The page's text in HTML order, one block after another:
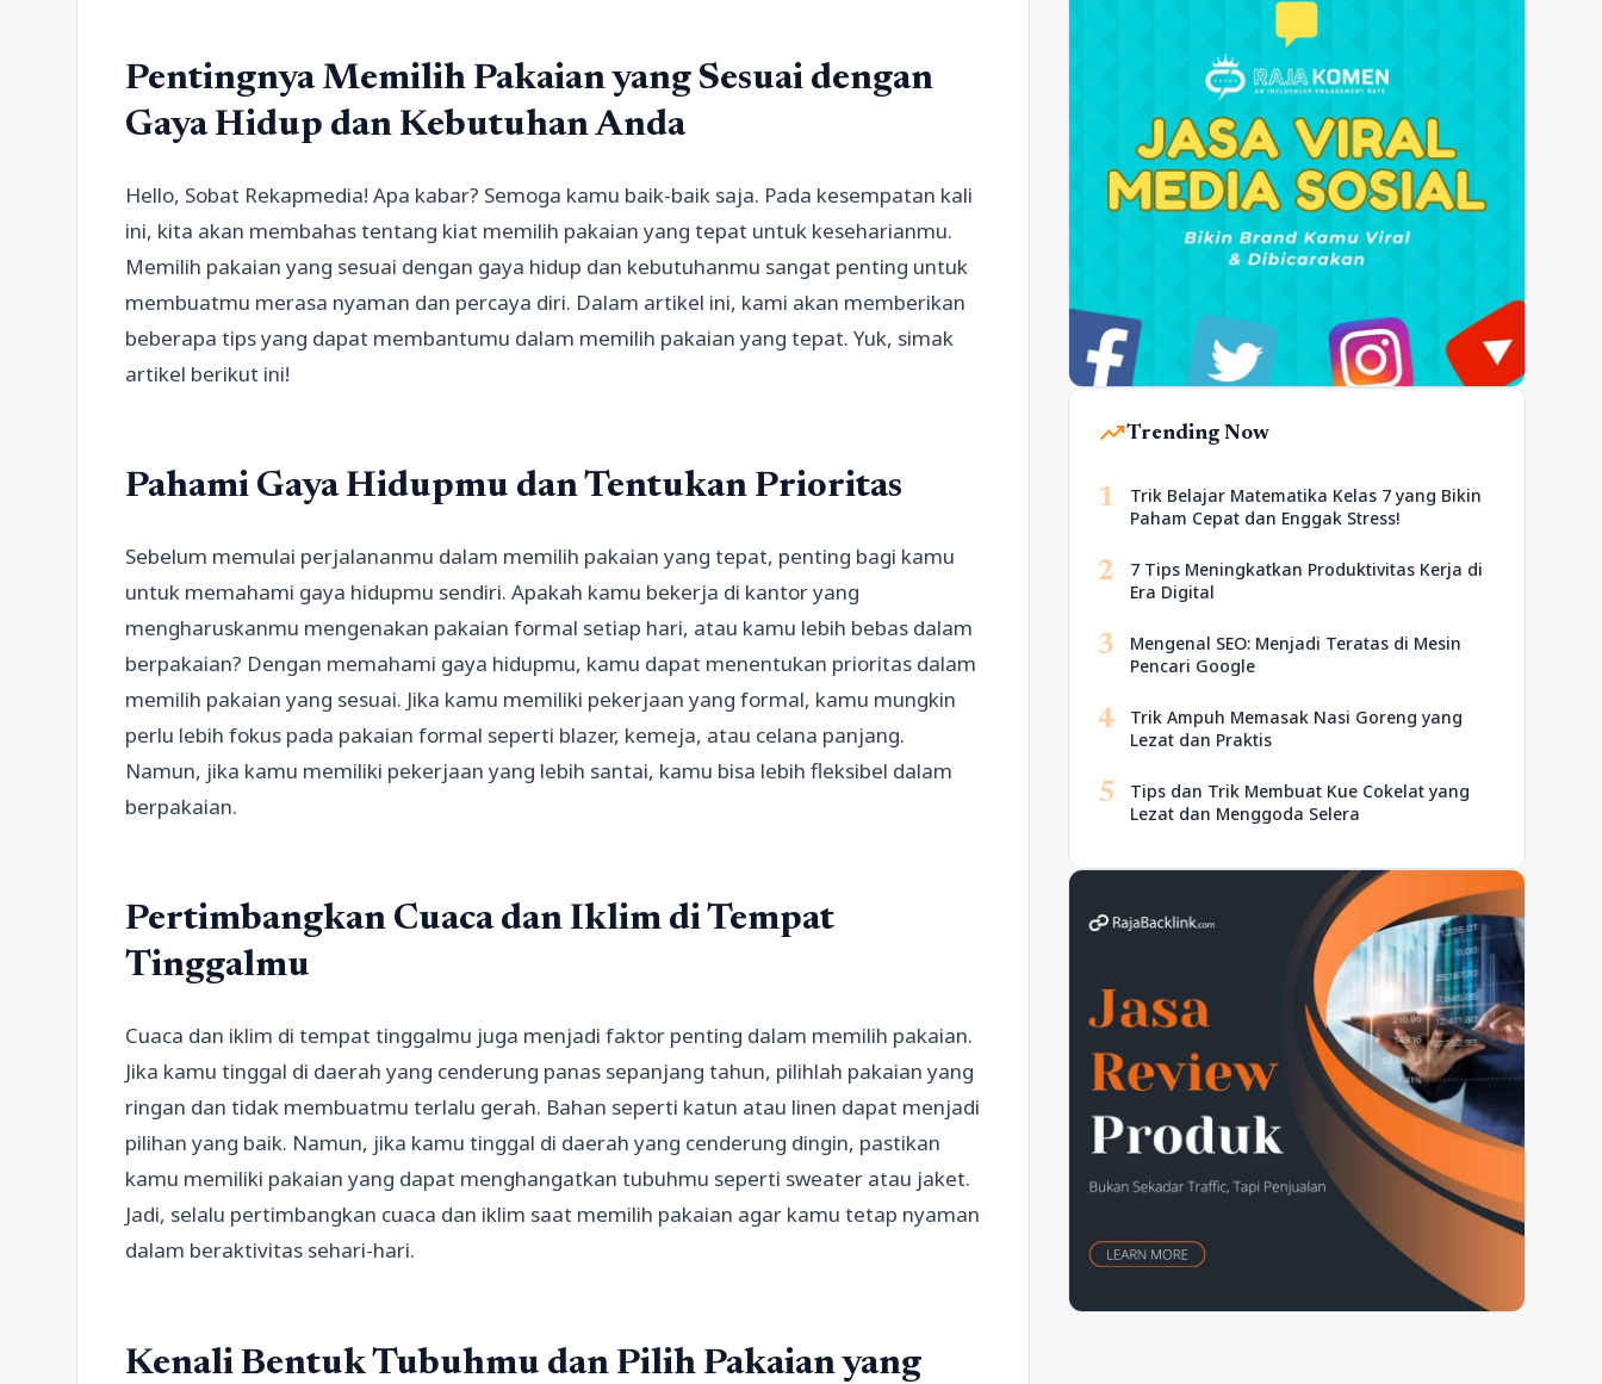
Pentingnya Memilih Pakaian yang Sesuai dengan
Gaya Hidup dan Kebutuhan Anda
Hello, Sobat Rekapmedia! Apa kabar? Semoga kamu baik-baik saja. Pada kesempatan kali
ini, kita akan membahas tentang kiat memilih pakaian yang tepat untuk keseharianmu.
Memilih pakaian yang sesuai dengan gaya hidup dan kebutuhanmu sangat penting untuk
membuatmu merasa nyaman dan percaya diri. Dalam artikel ini, kami akan memberikan
beberapa tips yang dapat membantumu dalam memilih pakaian yang tepat. Yuk, simak
artikel berikut ini!
Pahami Gaya Hidupmu dan Tentukan Prioritas
Sebelum memulai perjalananmu dalam memilih pakaian yang tepat, penting bagi kamu
untuk memahami gaya hidupmu sendiri. Apakah kamu bekerja di kantor yang
mengharuskanmu mengenakan pakaian formal setiap hari, atau kamu lebih bebas dalam
berpakaian? Dengan memahami gaya hidupmu, kamu dapat menentukan prioritas dalam
memilih pakaian yang sesuai. Jika kamu memiliki pekerjaan yang formal, kamu mungkin
perlu lebih fokus pada pakaian formal seperti blazer, kemeja, atau celana panjang.
Namun, jika kamu memiliki pekerjaan yang lebih santai, kamu bisa lebih fleksibel dalam
berpakaian.
Pertimbangkan Cuaca dan Iklim di Tempat
Tinggalmu
Cuaca dan iklim di tempat tinggalmu juga menjadi faktor penting dalam memilih pakaian.
Jika kamu tinggal di daerah yang cenderung panas sepanjang tahun, pilihlah pakaian yang
ringan dan tidak membuatmu terlalu gerah. Bahan seperti katun atau linen dapat menjadi
pilihan yang baik. Namun, jika kamu tinggal di daerah yang cenderung dingin, pastikan
kamu memiliki pakaian yang dapat menghangatkan tubuhmu seperti sweater atau jaket.
Jadi, selalu pertimbangkan cuaca dan iklim saat memilih pakaian agar kamu tetap nyaman
dalam beraktivitas sehari-hari.
Kenali Bentuk Tubuhmu dan Pilih Pakaian yang
trending_upTrending Now
1
Trik Belajar Matematika Kelas 7 yang Bikin
Paham Cepat dan Enggak Stress!
2
7 Tips Meningkatkan Produktivitas Kerja di
Era Digital
3
Mengenal SEO: Menjadi Teratas di Mesin
Pencari Google
4
Trik Ampuh Memasak Nasi Goreng yang
Lezat dan Praktis
5
Tips dan Trik Membuat Kue Cokelat yang
Lezat dan Menggoda Selera